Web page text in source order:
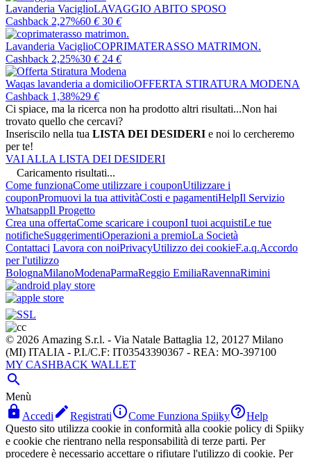
Lavanderia VaciglioLAVAGGIO ABITO SPOSO
Cashback 2,27%60 € 30 €
Lavanderia VaciglioCOPRIMATERASSO MATRIMON.
Cashback 2,25%30 € 24 €
Waqas lavanderia a domicilioOFFERTA STIRATURA MODENA
Cashback 1,38%29 €
Ci spiace, ma la ricerca non ha prodotto altri risultati...Non hai
trovato quello che cercavi?
Inseriscilo nella tua LISTA DEI DESIDERI e noi lo cercheremo
per te!
VAI ALLA LISTA DEI DESIDERI
Caricamento risultati...
Come funzionaCome utilizzare i couponUtilizzare i
couponPromuovi la tua attivitàCosti e pagamentiHelpIl Servizio
WhatsappIl Progetto
Crea una offertaCome scaricare i couponI tuoi acquistiLe tue
notificheSuggerimentiOperazioni a premioLa Società
Contattaci Lavora con noiPrivacyUtilizzo dei cookieF.a.q.Accordo
per l'utilizzo
BolognaMilanoModenaParmaReggio EmiliaRavennaRimini
© 2026 Amazing S.r.l. - Via Natale Battaglia 12, 20127 Milano
(MI) ITALIA - P.I./C.F: IT03543390367 - REA: MO-397100
MY CASHBACK WALLET

Menù
 Accedi RegistratiCome Funziona SpiikyHelp
Questo sito utilizza cookie in conformità alla cookie policy di Spiiky
e cookie che rientrano nella responsabilità di terze parti. Per
procedere è necessario accettare o rifiutare l'utilizzo di cookie. Per